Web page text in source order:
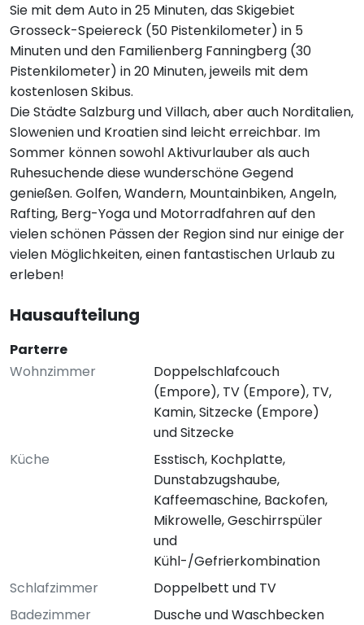
Sie mit dem Auto in 25 Minuten, das Skigebiet
Grosseck-Speiereck (50 Pistenkilometer) in 5
Minuten und den Familienberg Fanningberg (30
Pistenkilometer) in 20 Minuten, jeweils mit dem
kostenlosen Skibus.
Die Städte Salzburg und Villach, aber auch Norditalien,
Slowenien und Kroatien sind leicht erreichbar. Im
Sommer können sowohl Aktivurlauber als auch
Ruhesuchende diese wunderschöne Gegend
genießen. Golfen, Wandern, Mountainbiken, Angeln,
Rafting, Berg-Yoga und Motorradfahren auf den
vielen schönen Pässen der Region sind nur einige der
vielen Möglichkeiten, einen fantastischen Urlaub zu
erleben!
Hausaufteilung
Parterre
Wohnzimmer
Doppelschlafcouch
(Empore), TV (Empore), TV,
Kamin, Sitzecke (Empore)
und Sitzecke
Küche
Esstisch, Kochplatte,
Dunstabzugshaube,
Kaffeemaschine, Backofen,
Mikrowelle, Geschirrspüler
und
Kühl-/Gefrierkombination
Schlafzimmer
Doppelbett und TV
Badezimmer
Dusche und Waschbecken